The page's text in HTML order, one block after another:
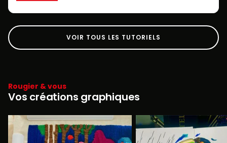
VOIR TOUS LES TUTORIELS
Rougier & vous
Vos créations graphiques